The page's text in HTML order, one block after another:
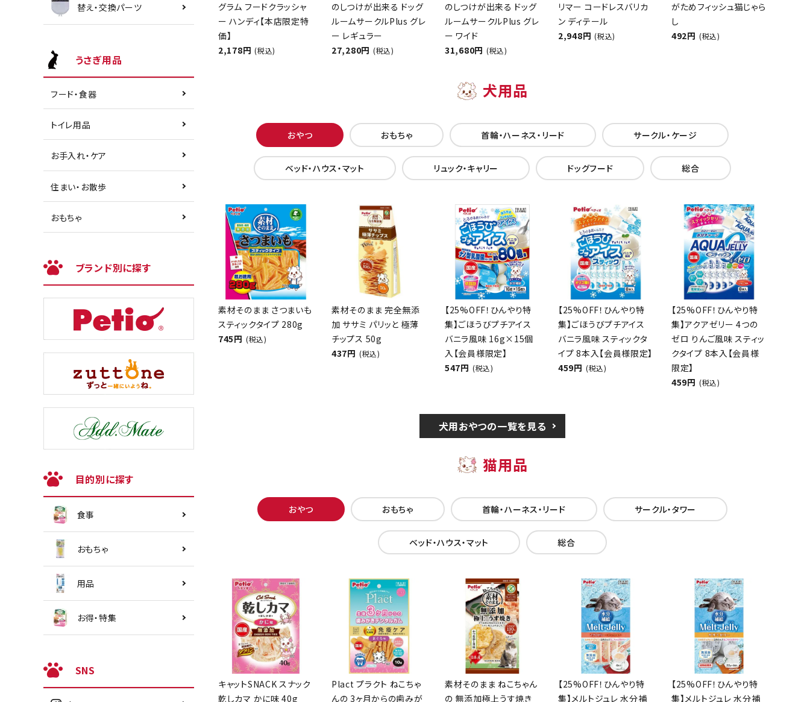
替え・交換パーツ
うさぎ用品
フード・食器
トイレ用品
お手入れ・ケア
住まい・お散歩
おもちゃ
ブランド別に探す
目的別に探す
食事
おもちゃ
用品
お得・特集
SNS
グラム フードクラッシャ
ー ハンディ【本店限定特
価】
2,178円 (税込)
のしつけが出来る ドッグ
ルームサークルPlus グレ
ー レギュラー
27,280円 (税込)
のしつけが出来る ドッグ
ルームサークルPlus グレ
ー ワイド
31,680円 (税込)
リマー コードレスバリカ
ン ディテール
2,948円 (税込)
がためフィッシュ猫じゃら
し
492円 (税込)
犬用品
おやつ おもちゃ 首輪・ハーネス・リード サークル・ケージ
ベッド・ハウス・マット リュック・キャリー ドッグフード 総合
素材そのまま さつまいも
スティックタイプ 280g
745円 (税込)
素材そのまま 完全無添
加 ササミ パリッと 極薄
チップス 50g
437円 (税込)
【25%OFF！ひんやり特
集】ごほうびプチアイス
バニラ風味 16g×15個
入【会員様限定】
547円 (税込)
【25%OFF！ひんやり特
集】ごほうびプチアイス
バニラ風味 スティックタ
イプ 8本入【会員様限定】
459円 (税込)
【25%OFF！ひんやり特
集】アクアゼリー 4つの
ゼロ りんご風味 スティッ
クタイプ 8本入【会員様
限定】
459円 (税込)
犬用おやつの一覧を見る
猫用品
おやつ おもちゃ 首輪・ハーネス・リード サークル・タワー
ベッド・ハウス・マット 総合
キャットSNACK スナック
乾しカマ かに味 40g
Plact プラクト ねこちゃ
んの 3ヶ月からの歯みが
素材そのまま ねこちゃん
の 無添加極上うす焼き
【25%OFF！ひんやり特
集】メルトジュレ 水分補
【25%OFF！ひんやり特
集】メルトジュレ 水分補